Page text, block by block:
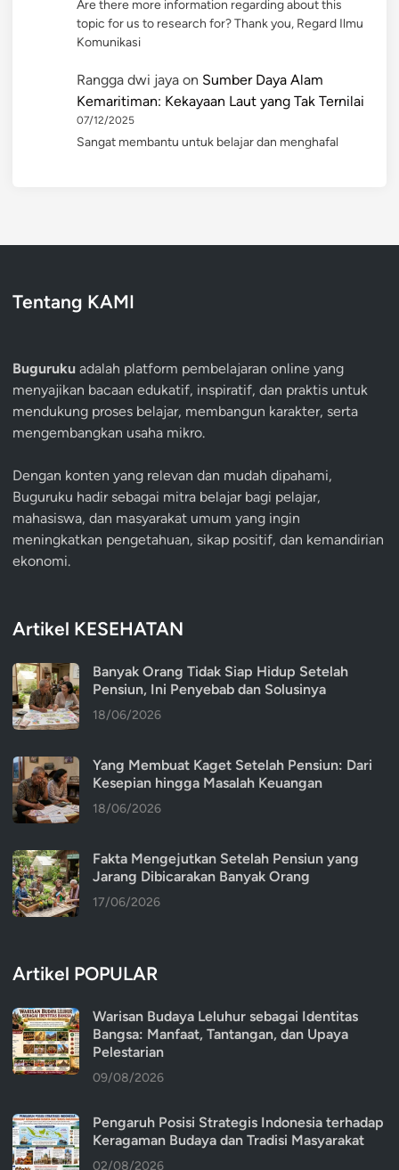
Are there more information regarding about this
topic for us to research for? Thank you, Regard Ilmu
Komunikasi
Rangga dwi jaya on Sumber Daya Alam
Kemaritiman: Kekayaan Laut yang Tak Ternilai
07/12/2025
Sangat membantu untuk belajar dan menghafal
Tentang KAMI
Buguruku adalah platform pembelajaran online yang
menyajikan bacaan edukatif, inspiratif, dan praktis untuk
mendukung proses belajar, membangun karakter, serta
mengembangkan usaha mikro.
Dengan konten yang relevan dan mudah dipahami,
Buguruku hadir sebagai mitra belajar bagi pelajar,
mahasiswa, dan masyarakat umum yang ingin
meningkatkan pengetahuan, sikap positif, dan kemandirian
ekonomi.
Artikel KESEHATAN
Banyak Orang Tidak Siap Hidup Setelah
Pensiun, Ini Penyebab dan Solusinya
18/06/2026
Yang Membuat Kaget Setelah Pensiun: Dari
Kesepian hingga Masalah Keuangan
18/06/2026
Fakta Mengejutkan Setelah Pensiun yang
Jarang Dibicarakan Banyak Orang
17/06/2026
Artikel POPULAR
Warisan Budaya Leluhur sebagai Identitas
Bangsa: Manfaat, Tantangan, dan Upaya
Pelestarian
09/08/2026
Pengaruh Posisi Strategis Indonesia terhadap
Keragaman Budaya dan Tradisi Masyarakat
02/08/2026